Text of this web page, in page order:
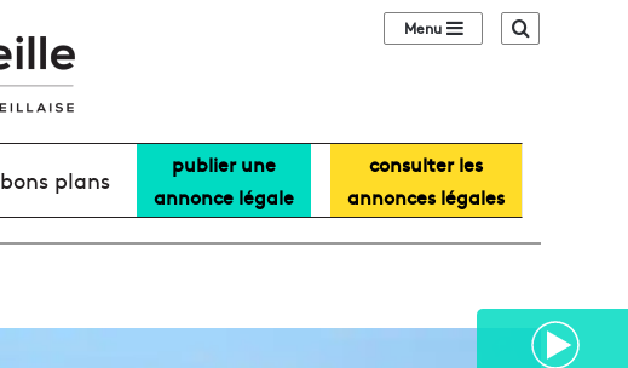
Sidebar (barre
bons plans
publier une
annonce légale
consulter les
annonces légales